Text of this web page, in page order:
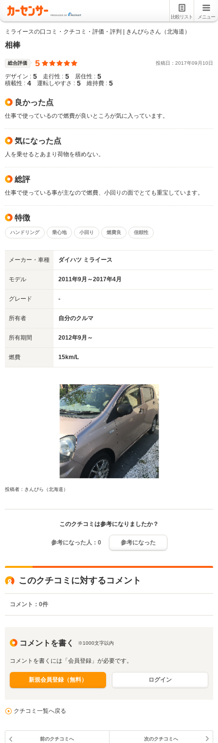
比較リスト メニュー
ミライースの口コミ・クチコミ・評価・評判 | きんぴらさん（北海道）
相棒
総合評価 5 投稿日： 2017年09 月 10日
デザイン : 5 走行性 : 5 居住性 : 5
積載性 : 4 運転しやすさ : 5 維持費 : 5
良かった点
仕事で使っているので燃費が良いところが気に入っています。
気になった点
人を乗せるとあまり荷物を積めない。
総評
仕事で使っている事が主なので燃費、小回りの面でとても重宝しています。
特徴
ハンドリング 乗心地 小回り 燃費良 信頼性
メーカー・車種 ダイハツ ミライース
モデル 2011年9月～2017年4月
グレード -
所有者 自分のクルマ
所有期間 2012年9月～
燃費 15km/L
投稿者：きんぴら（北海道）
このクチコミは参考になりましたか？
参考になった人： 0 参考になった
このクチコミに対するコメント
コメント： 0件
コメントを書く ※1000文字以内
コメントを書くには「会員登録」が必要です。
新規会員登録（無料） ログイン
クチコミ一覧へ戻る
前のクチコミへ 次のクチコミへ